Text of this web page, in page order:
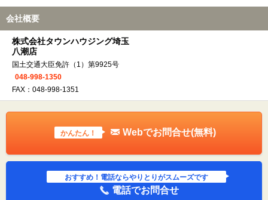
会社概要
株式会社タウンハウジング埼玉
八潮店
国土交通大臣免許（1）第9925号
048-998-1350
FAX：048-998-1351
かんたん！ Webでお問合せ(無料)
おすすめ！電話ならやりとりがスムーズです
電話でお問合せ